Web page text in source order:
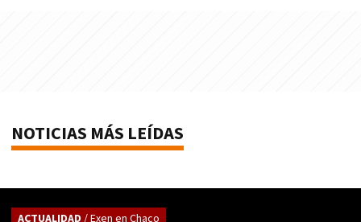
NOTICIAS MÁS LEÍDAS
ACTUALIDAD / Exen en Chaco